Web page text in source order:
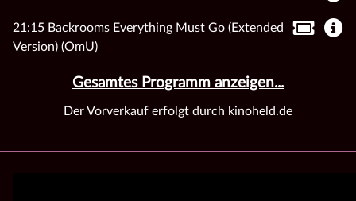
21:15 Backrooms Everything Must Go (Extended
Version) (OmU)
Gesamtes Programm anzeigen...
Der Vorverkauf erfolgt durch kinoheld.de